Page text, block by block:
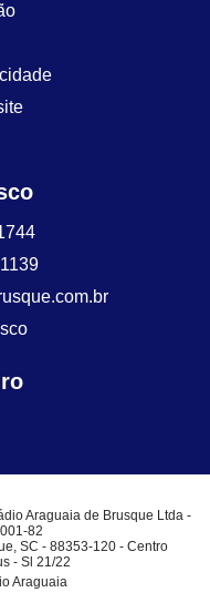
Araguaia de Brusque Ltda -
82
SC - 88353-120 - Centro
- Sl 21/22
Araguaia